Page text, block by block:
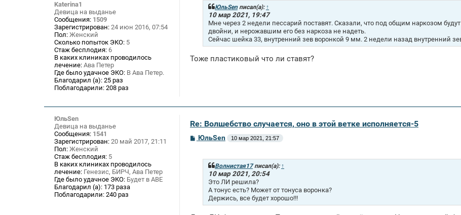
Katerina1
Девица на выданье
Сообщения: 1509
Зарегистрирован: 24 июн 2016, 07:54
Пол: Женский
Сколько попыток ЭКО: 5
Стаж бесплодия: 6
В каких клиниках проводилось
лечение: Ава Петер
Где было удачное ЭКО: В Ава Петер.
Благодарил (а): 25 раз
Поблагодарили: 208 раз
ЮльSenписал(а): ↑
10 мар 2021, 19:47
Мне через 2 недели пессарий поставят. Сказали, что под общим наркозом будут
двойни, и нерожавшим его без наркоза не надеть.
Сейчас шейка 33, внутренний зев воронкой 9 мм. 2 недели назад внутренний
Тоже пластиковый что ли ставят?
ЮльSen
Девица на выданье
Сообщения: 1541
Зарегистрирован: 20 май 2017, 21:11
Пол: Женский
Стаж бесплодия: 5
В каких клиниках проводилось
лечение: Генезис, БИРЧ, Ава Петер
Где было удачное ЭКО: Будет в АВЕ
Благодарил (а): 173 раза
Поблагодарили: 240 раз
Re: Волшебство случается, оно в этой ветке исполняется-5
СЮльSen 10 мар 2021, 21:57
Волнистая17писал(а): ↑
10 мар 2021, 20:54
Это ЛИ решила?
А тонус есть? Может от тонуса воронка?
Держись, все будет хорошо!!!